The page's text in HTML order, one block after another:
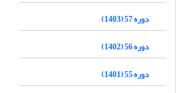
دوره 57 (1403)
دوره 56 (1402)
دوره 55 (1401)